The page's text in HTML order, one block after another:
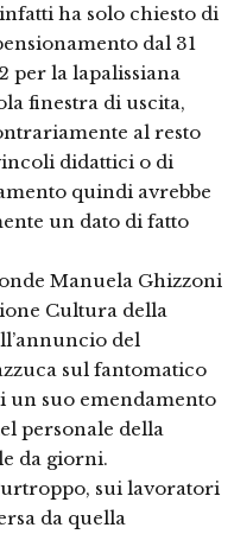
ha solo chiesto di
dal 31
per la lapalissiana
finestra di uscita,
al resto
didattici o di
quindi avrebbe
un dato di fatto
Manuela Ghizzoni
Cultura della
del
sul fantomatico
un suo emendamento
personale della
da giorni.
sui lavoratori
da quella